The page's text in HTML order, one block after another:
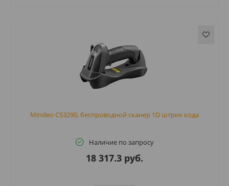
Mindeo CS3290, беспроводной сканер 1D штрих кода
Наличие по запросу
18 317.3 руб.